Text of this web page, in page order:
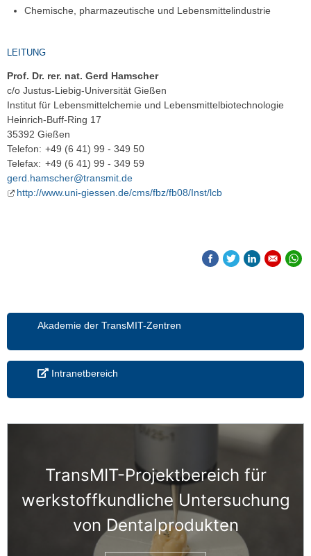
Akademie der TransMIT-Zentren
Intranetbereich
TransMIT-Projektbereich für
werkstoffkundliche Untersuchung
von Dentalprodukten
Chemische, pharmazeutische und Lebensmittelindustrie
LEITUNG
Prof. Dr. rer. nat. Gerd Hamscher
c/o Justus-Liebig-Universität Gießen
Institut für Lebensmittelchemie und Lebensmittelbiotechnologie
Heinrich-Buff-Ring 17
35392 Gießen
Telefon: +49 (6 41) 99 - 349 50
Telefax: +49 (6 41) 99 - 349 59
gerd.hamscher@transmit.de
http://www.uni-giessen.de/cms/fbz/fb08/Inst/lcb